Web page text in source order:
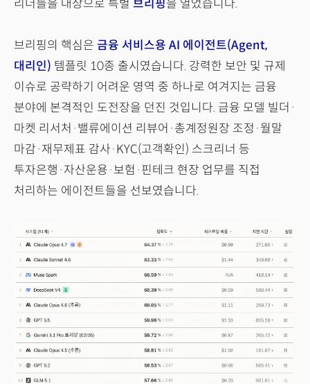
리더들을 대상으로 특별 브리핑을 열었습니다.
브리핑의 핵심은 금융 서비스용 AI 에이전트(Agent,
대리인) 템플릿 10종 출시였습니다. 강력한 보안 및 규제
이슈로 공략하기 어려운 영역 중 하나로 여겨지는 금융
분야에 본격적인 도전장을 던진 것입니다. 금융 모델 빌더·
마켓 리서처·밸류에이션 리뷰어·총계정원장 조정·월말
마감·재무제표 감사·KYC(고객확인) 스크리너 등
투자은행·자산운용·보험·핀테크 현장 업무를 직접
처리하는 에이전트들을 선보였습니다.